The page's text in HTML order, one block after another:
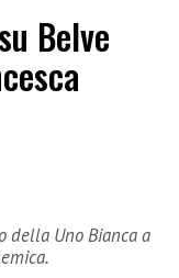
Belve
della Uno Bianca a